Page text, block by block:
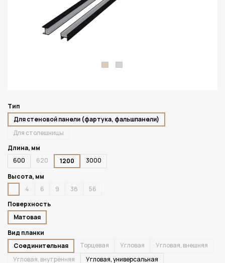
Тип
Для стеновой панели (фартука, фальшпанели)
Для столешницы
Длина, мм
600
620 1200
3000
Высота, мм
4
6 9 38
56
Поверхность
Матовая
Вид планки
Соединительная
Торцевая Угловая
Угловая, внешняя
Угловая, внутренняя
Угловая, универсальная